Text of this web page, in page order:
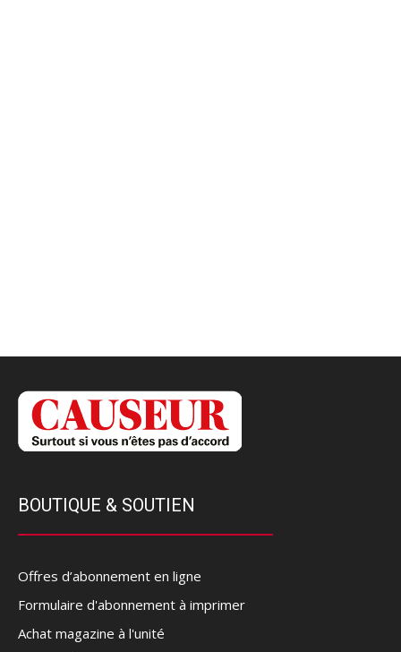
BOUTIQUE & SOUTIEN
Offres d’abonnement en ligne
Formulaire d'abonnement à imprimer
Achat magazine à l'unité